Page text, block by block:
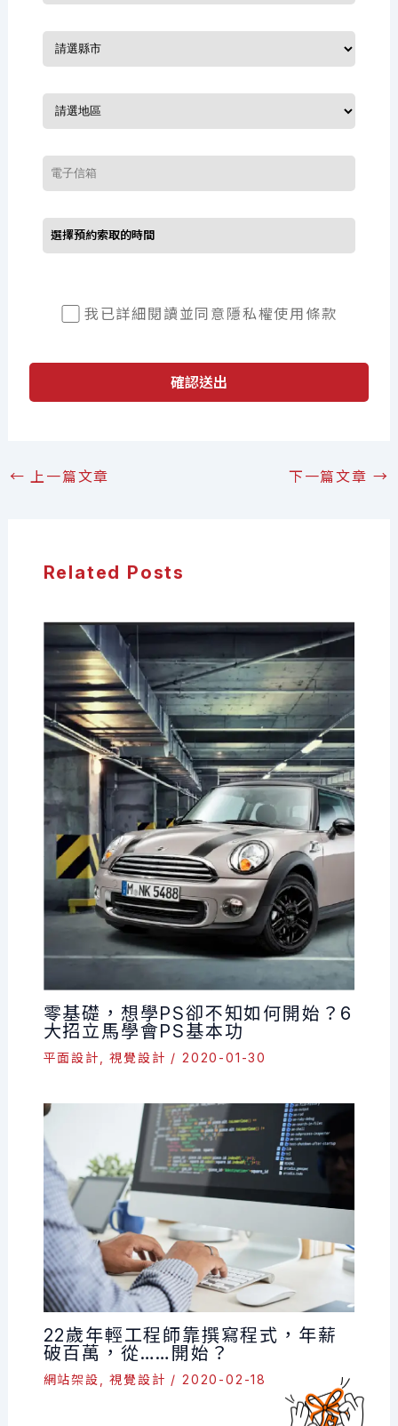
我已詳細閱讀並同意 隱私權使用條款
確認送出
← 上一篇文章 下一篇文章 →
Related Posts
零基礎，想學PS卻不知如何開始？6
大招立馬學會PS基本功
平面設計 ,視覺設計 /2020-01-30
22歲年輕工程師靠撰寫程式，年薪
破百萬，從……開始？
網站架設 ,視覺設計 /2020-02-18